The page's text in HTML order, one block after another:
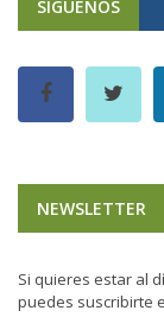
SÍGUENOS
NEWSLETTER
Si quieres estar al
puedes suscribirte